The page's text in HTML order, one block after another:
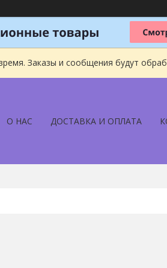
Заказы и сообщения будут
О НАС ДОСТАВКА И ОПЛАТА